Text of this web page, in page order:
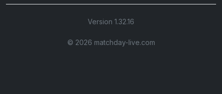
Version 1.32.16
©︎ 2026 matchday-live.com